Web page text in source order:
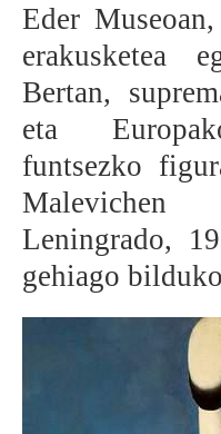
ARGAZKIAK
... AUKERA GEHIAGO
Eder Museoan,
erakusketea
Bertan,
eta
funtsezko
Leningrado,
gehiago